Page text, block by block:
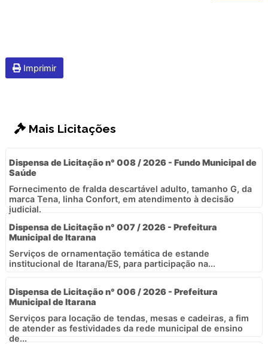
Imprimir
Mais Licitações
Dispensa de Licitação n° 008 / 2026 - Fundo Municipal de
Saúde
Fornecimento de fralda descartável adulto, tamanho G, da
marca Tena, linha Confort, em atendimento à decisão
judicial.
Dispensa de Licitação n° 007 / 2026 - Prefeitura
Municipal de Itarana
Serviços de ornamentação temática de estande
institucional de Itarana/ES, para participação na...
Dispensa de Licitação n° 006 / 2026 - Prefeitura
Municipal de Itarana
Serviços para locação de tendas, mesas e cadeiras, a fim
de atender as festividades da rede municipal de ensino
de...